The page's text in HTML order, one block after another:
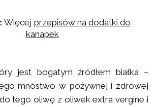
: Więcej przepisów na dodatki do
kanapek
jest bogatym źródłem białka –
mnóstwo w pożywnej i zdrowej
tego oliwę z oliwek extra vergine i